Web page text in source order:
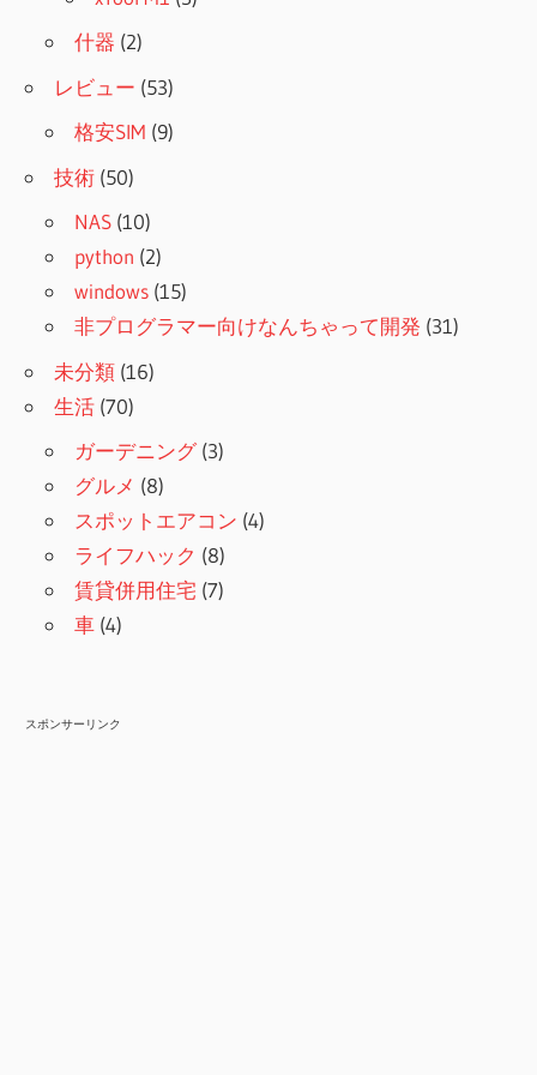
什器 (2)
レビュー (53)
格安SIM (9)
技術 (50)
NAS (10)
python (2)
windows (15)
非プログラマー向けなんちゃって開発 (31)
未分類 (16)
生活 (70)
ガーデニング(3)
グルメ (8)
スポットエアコン (4)
ライフハック (8)
賃貸併用住宅 (7)
車 (4)
スポンサーリンク